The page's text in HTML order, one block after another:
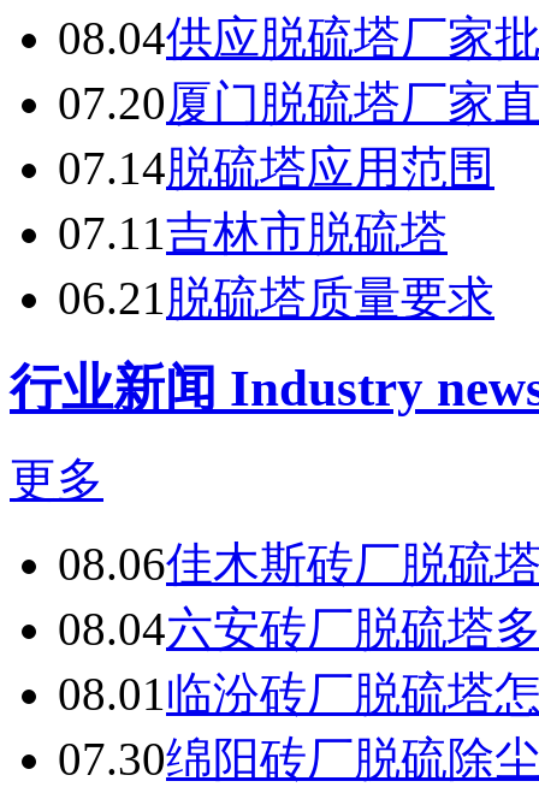
08.04供应脱硫塔厂家
07.20厦门脱硫塔厂家
07.14脱硫塔应用范围
07.11吉林市脱硫塔
06.21 脱硫塔质量要求
行业新闻 Industry
更多
08.06佳木斯砖厂脱硫
08.04六安砖厂脱硫塔
08.01临汾砖厂脱硫塔
07.30绵阳砖厂脱硫除